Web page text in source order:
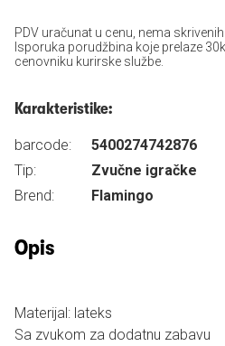
PDV uračunat u cenu, nema
Isporuka porudžbina koje prelaze
cenovniku kurirske službe.
Karakteristike:
barcode:
5400274742876
Tip:
Zvučne igračke
Brend:
Flamingo
Opis
Materijal: lateks
Sa zvukom za dodatnu zabavu